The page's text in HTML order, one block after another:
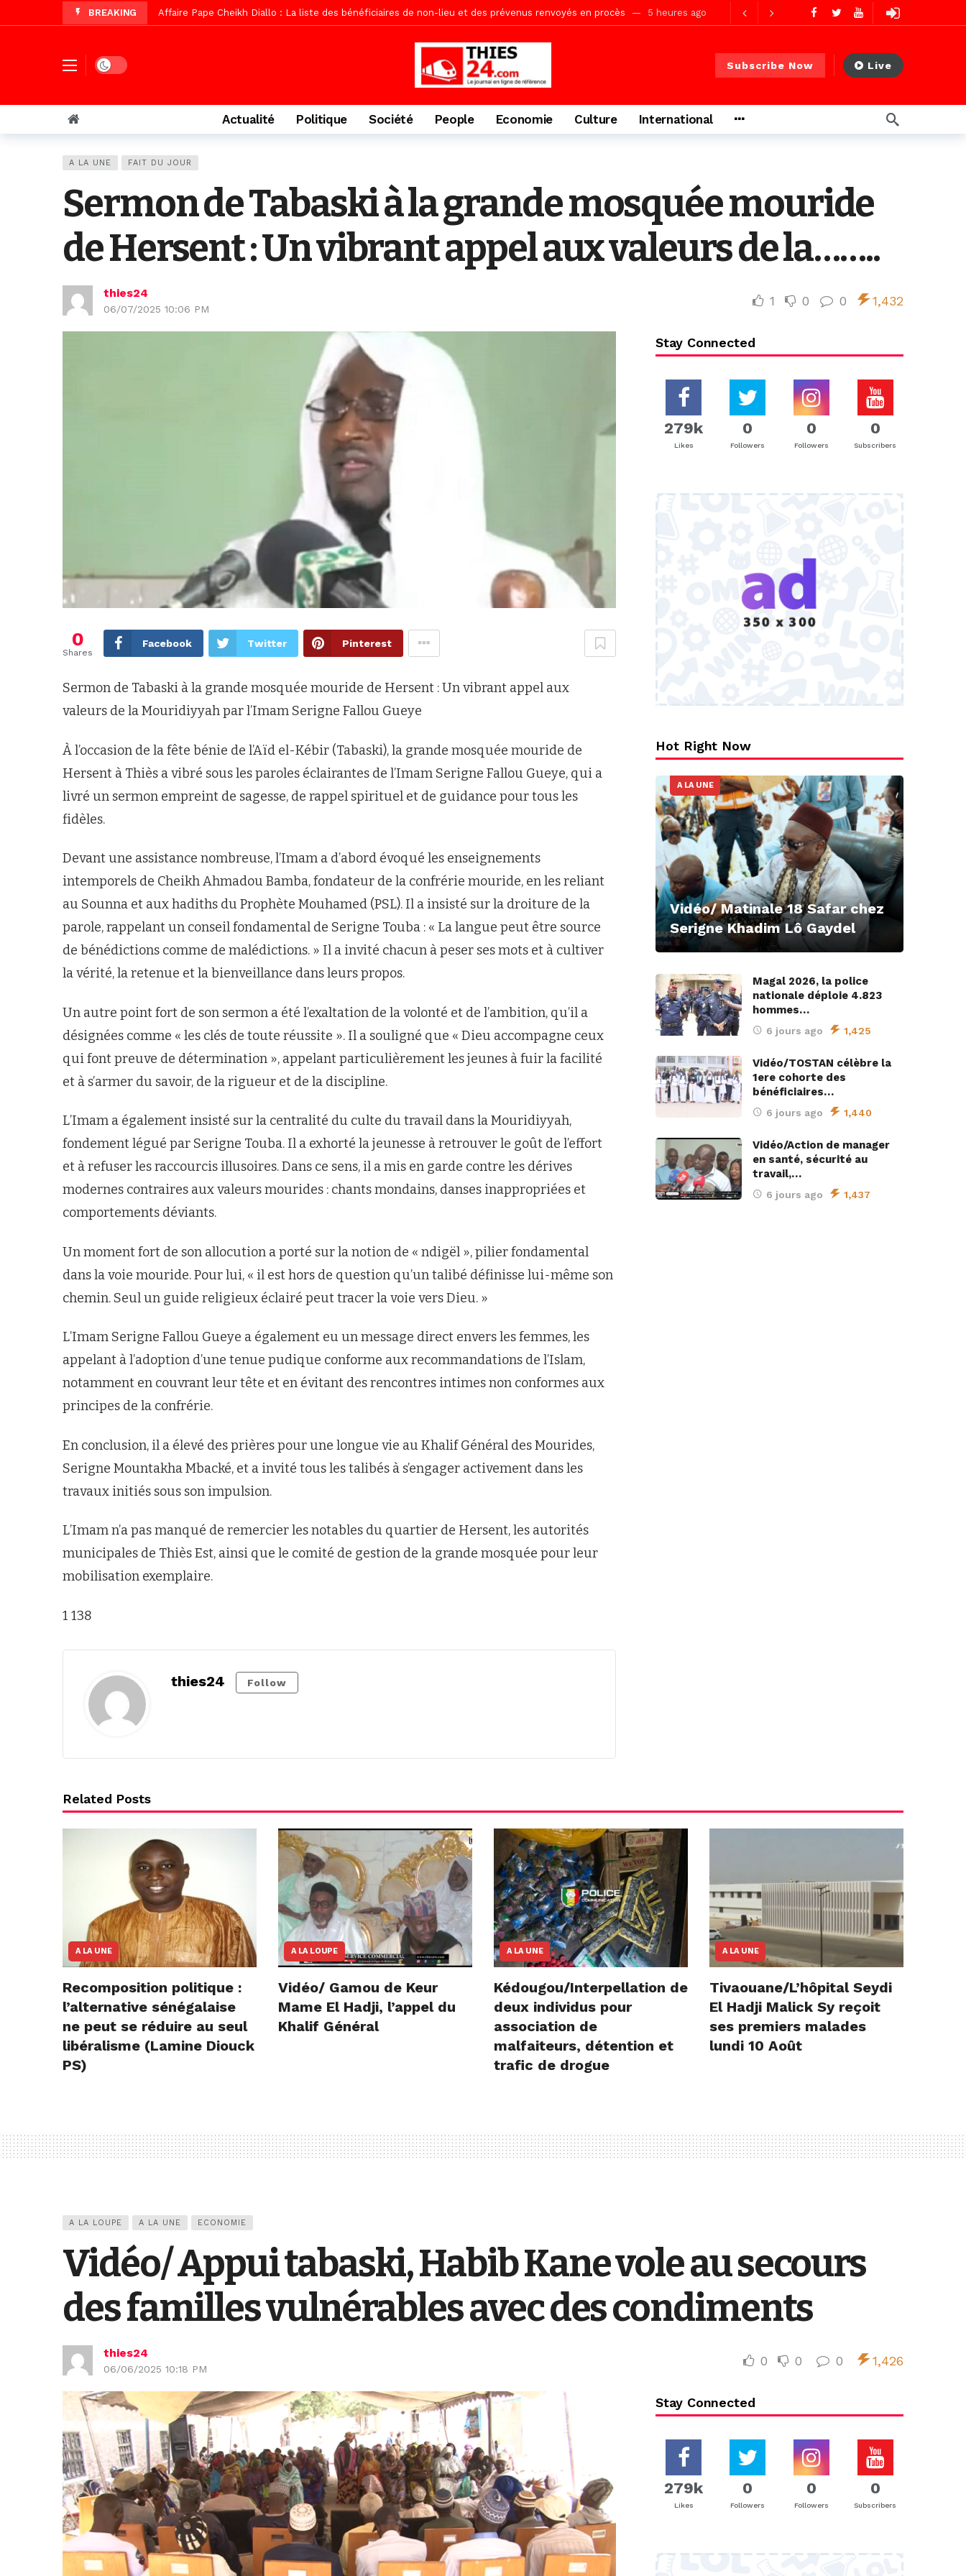
BREAKING Affaire Pape Cheikh Diallo : La liste des bénéficiaires de non-lieu et des prévenus renvoyés en procès 5 heures ago
Vidéo/ L’arrivée spectaculaire à la gare de Thiès, du dernier train en provenance de Touba
Vidéo/ Grand Thiès en deuil, Cheikh Ndiaye l’initiateur du kurel 18 Safar a péri dans un accident
Vidéo/Gamou Bakhdad chez Boroom Ndaam, sécurité, eau, au coeur des priorités 1 jour ago
Vidéo/Magal Serigne Abdoulaye Yakhine, le Comité d’organisation dévoile ses priorités 1 jour ago
Tivaouane/L’hôpital Seydi El Hadji Malick Sy reçoit ses premiers malades lundi 10 Août
Vidéo/Une première, lancement de vacances agricoles au Lycée Malick Sy de Thiès 5 heures ago
Dark mode Subscribe Now Live
Actualité Politique Société People Economie Culture International
A LA UNE FAIT DU JOUR
Sermon de Tabaski à la grande mosquée mouride
de Hersent : Un vibrant appel aux valeurs de la……..
thies24
06/07/2025 10:06 PM
1 0 0 1,432
0
Shares
Facebook Twitter Pinterest
Sermon de Tabaski à la grande mosquée mouride de Hersent : Un vibrant appel aux
valeurs de la Mouridiyyah par l’Imam Serigne Fallou Gueye
À l’occasion de la fête bénie de l’Aïd el-Kébir (Tabaski), la grande mosquée mouride de
Hersent à Thiès a vibré sous les paroles éclairantes de l’Imam Serigne Fallou Gueye, qui a
livré un sermon empreint de sagesse, de rappel spirituel et de guidance pour tous les
fidèles.
Devant une assistance nombreuse, l’Imam a d’abord évoqué les enseignements
intemporels de Cheikh Ahmadou Bamba, fondateur de la confrérie mouride, en les reliant
au Sounna et aux hadiths du Prophète Mouhamed (PSL). Il a insisté sur la droiture de la
parole, rappelant un conseil fondamental de Serigne Touba : « La langue peut être source
de bénédictions comme de malédictions. » Il a invité chacun à peser ses mots et à cultiver
la vérité, la retenue et la bienveillance dans leurs propos.
Un autre point fort de son sermon a été l’exaltation de la volonté et de l’ambition, qu’il a
désignées comme « les clés de toute réussite ». Il a souligné que « Dieu accompagne ceux
qui font preuve de détermination », appelant particulièrement les jeunes à fuir la facilité
et à s’armer du savoir, de la rigueur et de la discipline.
L’Imam a également insisté sur la centralité du culte du travail dans la Mouridiyyah,
fondement légué par Serigne Touba. Il a exhorté la jeunesse à retrouver le goût de l’effort
et à refuser les raccourcis illusoires. Dans ce sens, il a mis en garde contre les dérives
modernes contraires aux valeurs mourides : chants mondains, danses inappropriées et
comportements déviants.
Un moment fort de son allocution a porté sur la notion de « ndigël », pilier fondamental
dans la voie mouride. Pour lui, « il est hors de question qu’un talibé définisse lui-même son
chemin. Seul un guide religieux éclairé peut tracer la voie vers Dieu. »
L’Imam Serigne Fallou Gueye a également eu un message direct envers les femmes, les
appelant à l’adoption d’une tenue pudique conforme aux recommandations de l’Islam,
notamment en couvrant leur tête et en évitant des rencontres intimes non conformes aux
principes de la confrérie.
En conclusion, il a élevé des prières pour une longue vie au Khalif Général des Mourides,
Serigne Mountakha Mbacké, et a invité tous les talibés à s’engager activement dans les
travaux initiés sous son impulsion.
L’Imam n’a pas manqué de remercier les notables du quartier de Hersent, les autorités
municipales de Thiès Est, ainsi que le comité de gestion de la grande mosquée pour leur
mobilisation exemplaire.
1 138
thies24 Follow
Stay Connected
279k
Likes
0
Followers
0
Followers
0
Subscribers
Hot Right Now
A LA UNE
Vidéo/ Matinale 18 Safar chez
Serigne Khadim Lô Gaydel
Magal 2026, la police
nationale déploie 4.823
hommes…
6 jours ago 1,425
Vidéo/TOSTAN célèbre la
1ere cohorte des
bénéficiaires…
6 jours ago 1,440
Vidéo/Action de manager
en santé, sécurité au
travail,…
6 jours ago 1,437
Related Posts
A LA UNE
Recomposition politique :
l’alternative sénégalaise
ne peut se réduire au seul
libéralisme (Lamine Diouck
PS)
A LA LOUPE
Vidéo/ Gamou de Keur
Mame El Hadji, l’appel du
Khalif Général
A LA UNE
Kédougou/Interpellation de
deux individus pour
association de
malfaiteurs, détention et
trafic de drogue
A LA UNE
Tivaouane/L’hôpital Seydi
El Hadji Malick Sy reçoit
ses premiers malades
lundi 10 Août
A LA LOUPE A LA UNE ECONOMIE
Vidéo/ Appui tabaski, Habib Kane vole au secours
des familles vulnérables avec des condiments
thies24
06/06/2025 10:18 PM
0 0 0 1,426
Stay Connected
279k
Likes
0
Followers
0
Followers
0
Subscribers